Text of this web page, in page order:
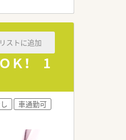
Ｋ！ 1
ストに追加
車通勤可